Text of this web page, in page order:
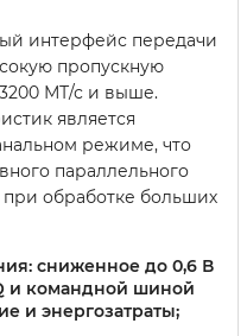
интерфейс передачи
пропускную
3200 МТ/с и выше.
является
режиме, что
параллельного
обработке больших
сниженное до 0,6 В
и командной шиной
и энергозатраты;